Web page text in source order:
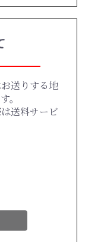
送りする地
。
送料サービ